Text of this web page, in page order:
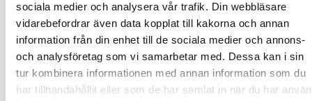
sociala medier och analysera vår trafik. Din webbläsare
vidarebefordrar även data kopplat till kakorna och annan
information från din enhet till de sociala medier och annons-
och analysföretag som vi samarbetar med. Dessa kan i sin
tur kombinera informationen med annan information som du
har tillhandahållit eller som de har samlat in när du har
Snabbutbildning till drifttekniker
gav goda resultat
tisdag 27 maj 2025
Projektet att snabbutbilda drifttekniker
till el- och värmebranschen har lockat